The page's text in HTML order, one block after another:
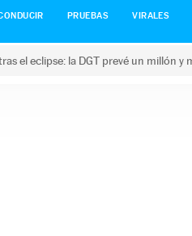
PRUEBAS VIRALES
el eclipse: la DGT prevé un millón